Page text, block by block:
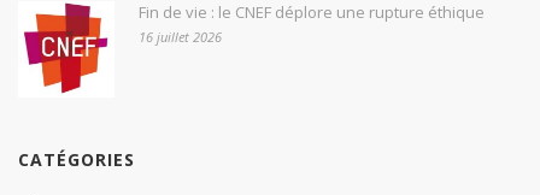
Fin de vie : le CNEF déplore une rupture éthique
16 juillet 2026
CATÉGORIES